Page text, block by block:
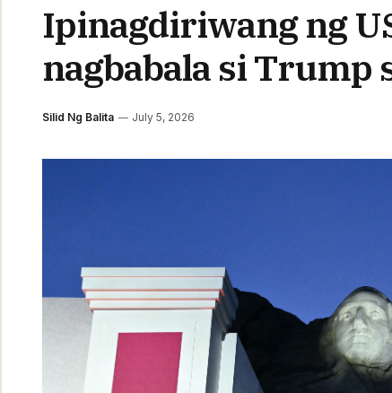
Ipinagdiriwang ng
nagbabala si Trump
Silid Ng Balita July 5, 2026